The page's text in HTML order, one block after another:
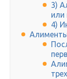
3)
или
4)
Алименты